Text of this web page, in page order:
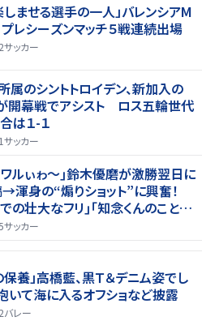
しませる選手の一人」バレンシアM
レシーズンマッチ５戦連続出場
サッカー
属のシントトロイデン、新加入の
開幕戦でアシスト ロス五輪世代
は１-１
サッカー
ルぃゎ〜｣鈴木優磨が激勝翌日に
身の“煽りショット”に興奮！
の壮大なフリ｣｢知念くんのことど
よｗ｣
サッカー
保養」高橋藍、黒Ｔ＆デニム姿でし
いて海に入るオフショなど披露
バレー